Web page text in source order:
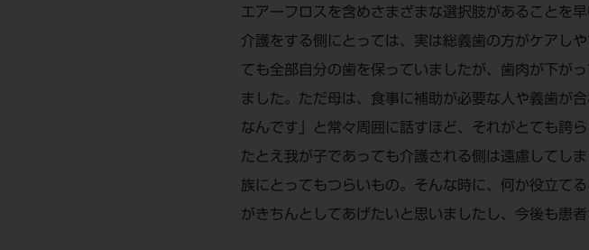
エアーフロスを含めさまざまな選択肢があることを
介護をする側にとっては、実は総義歯の方がケアし
ても全部自分の歯を保っていましたが、歯肉が下が
ました。ただ母は、食事に補助が必要な人や義歯が
なんです」と常々周囲に話すほど、それがとても誇ら
たとえ我が子であっても介護される側は遠慮してし
族にとってもつらいもの。そんな時に、何か役立て
がきちんとしてあげたいと思いましたし、今後も患